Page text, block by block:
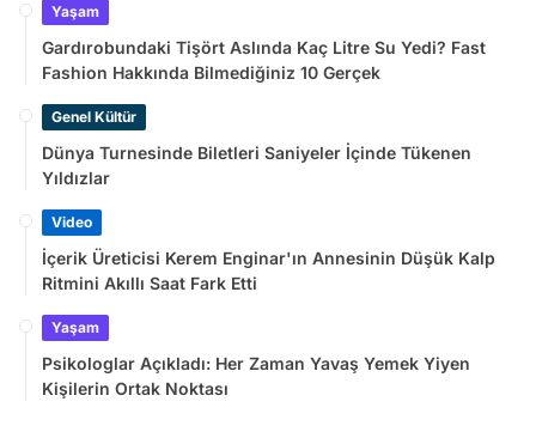
Yaşam
Gardırobundaki Tişört Aslında Kaç Litre Su Yedi? Fast
Fashion Hakkında Bilmediğiniz 10 Gerçek
Genel Kültür
Dünya Turnesinde Biletleri Saniyeler İçinde Tükenen
Yıldızlar
Video
İçerik Üreticisi Kerem Enginar'ın Annesinin Düşük Kalp
Ritmini Akıllı Saat Fark Etti
Yaşam
Psikologlar Açıkladı: Her Zaman Yavaş Yemek Yiyen
Kişilerin Ortak Noktası